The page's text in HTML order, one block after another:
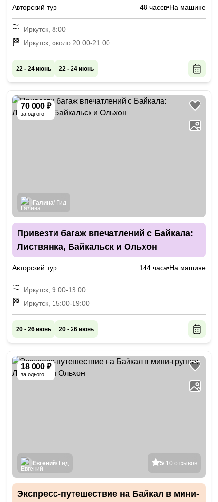
Авторский тур 48 часов На машине
Иркутск, 8:00
Иркутск, около 20:00-21:00
22 - 24 июнь 22 - 24 июнь
70 000 ₽
за одного
Галина/ Гид
Привезти багаж впечатлений с Байкала:
Листвянка, Байкальск и Ольхон
Авторский тур 144 часа На машине
Иркутск, 9:00-13:00
Иркутск, 15:00-19:00
20 - 26 июнь 20 - 26 июнь
18 000 ₽
за одного
5/ 10 отзывов
Евгений/ Гид
Экспресс-путешествие на Байкал в мини-